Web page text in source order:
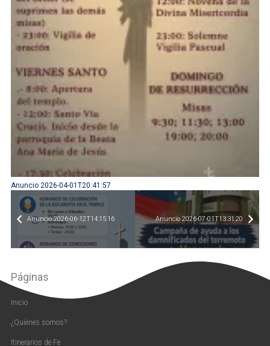
Anuncio 2026-04-01T20:41:57
Anuncio 2026-06-12T14:15:16 Anuncio 2026-07-01T13:31:20
Páginas
Inicio
¿Quiénes somos?
Itinerarios de Fe